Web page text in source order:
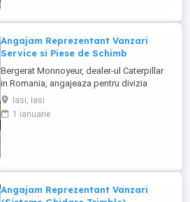
(mecanica, electrica, ...
Angajam Reprezentant Vanzari
Service si Piese de Schimb
Bergerat Monnoyeur, dealer-ul Caterpillar
in Romania, angajeaza pentru divizia
Eneria (motoare si generatoare) -
Reprezentant Vanzari Service pentru zona
Moldova. Studii superioare finalizate în
Iasi, Iasi
1 ianuarie
Angajam Reprezentant Vanzari